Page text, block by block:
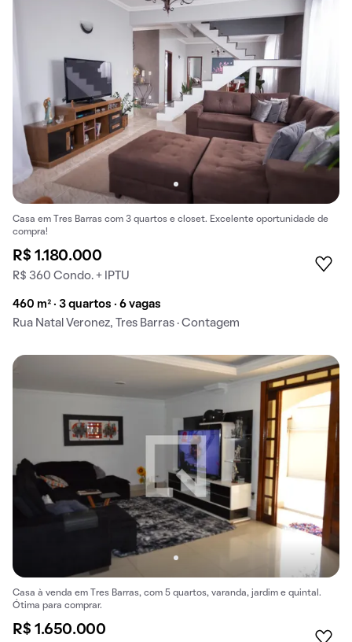
Casa em Tres Barras com 3 quartos e closet. Excelente oportunidade de
compra!
R$ 1.180.000
R$ 360 Condo. + IPTU
460 m² · 3 quartos · 6 vagas
Rua Natal Veronez, Tres Barras · Contagem
Casa à venda em Tres Barras, com 5 quartos, varanda, jardim e quintal.
Ótima para comprar.
R$ 1.650.000